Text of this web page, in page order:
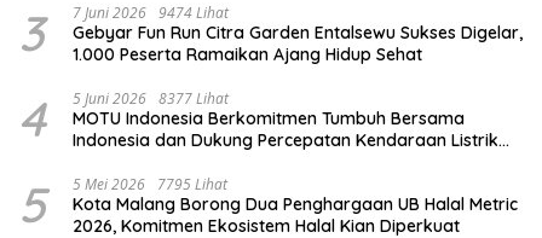
3 7 Juni 2026 9474 Lihat
Gebyar Fun Run Citra Garden Entalsewu Sukses Digelar,
1.000 Peserta Ramaikan Ajang Hidup Sehat
4 5 Juni 2026 8377 Lihat
MOTU Indonesia Berkomitmen Tumbuh Bersama
Indonesia dan Dukung Percepatan Kendaraan Listrik
5 5 Mei 2026 7795 Lihat
Kota Malang Borong Dua Penghargaan UB Halal Metric
2026, Komitmen Ekosistem Halal Kian Diperkuat